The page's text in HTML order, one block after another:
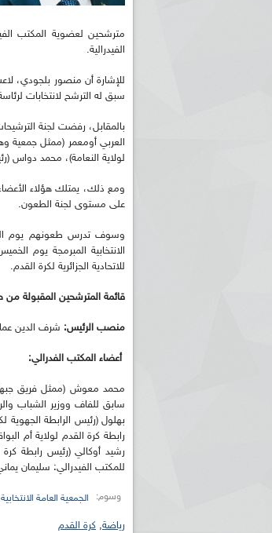
مترشحين لعضوية المكتب
الفيدرالية.
للإشارة أن منصور بلجودي،
سبق له الترشح لانتخابات
بالمقابل، رفضت لجنة
العربي أومعمر (ممثل جمعية
لولاية النعامة)، محمد دواس
على مستوى لجنة الطعون.
للاتحادية الجزائرية لكرة القدم.
قائمة المترشحين المقبولة
منصب الرئيس: شرف الدين
أعضاء المكتب الفدرالي:
محمد معوش (ممثل فريق جبهة
سابق للفاف ووزير الشباب
بهلول (رئيس الرابطة الجهوية
رابطة كرة القدم لولاية أم
رشيد أوكالي (رئيس رابطة كرة
للمكتب الفيدرالي: سليمان
وسوم: الجمعية العامة الانتخابية
رياضة, كرة القدم